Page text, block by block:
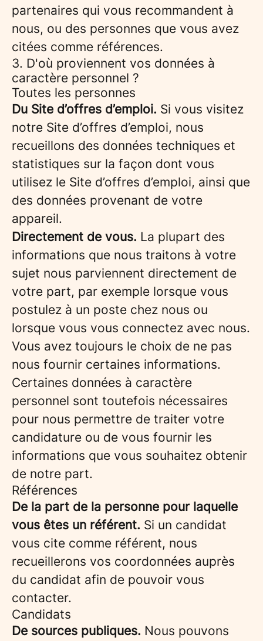
partenaires qui vous recommandent à
nous, ou des personnes que vous avez
citées comme références.
3. D'où proviennent vos données à
caractère personnel ?
Toutes les personnes
Du Site d’offres d’emploi. Si vous visitez
notre Site d’offres d’emploi, nous
recueillons des données techniques et
statistiques sur la façon dont vous
utilisez le Site d’offres d’emploi, ainsi que
des données provenant de votre
appareil.
Directement de vous. La plupart des
informations que nous traitons à votre
sujet nous parviennent directement de
votre part, par exemple lorsque vous
postulez à un poste chez nous ou
lorsque vous vous connectez avec nous.
Vous avez toujours le choix de ne pas
nous fournir certaines informations.
Certaines données à caractère
personnel sont toutefois nécessaires
pour nous permettre de traiter votre
candidature ou de vous fournir les
informations que vous souhaitez obtenir
de notre part.
Références
De la part de la personne pour laquelle
vous êtes un référent. Si un candidat
vous cite comme référent, nous
recueillerons vos coordonnées auprès
du candidat afin de pouvoir vous
contacter.
Candidats
De sources publiques. Nous pouvons